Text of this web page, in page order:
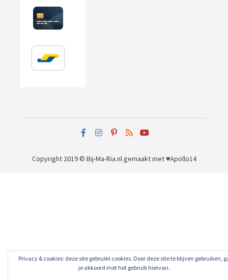
Privacy & cookies: deze site gebruikt cookies. Door deze site te blijven gebruiken,
je akkoord met het gebruik hiervan.
Copyright 2019 © Bij-Ma-Ria.nlgemaakt met ♥Apollo14